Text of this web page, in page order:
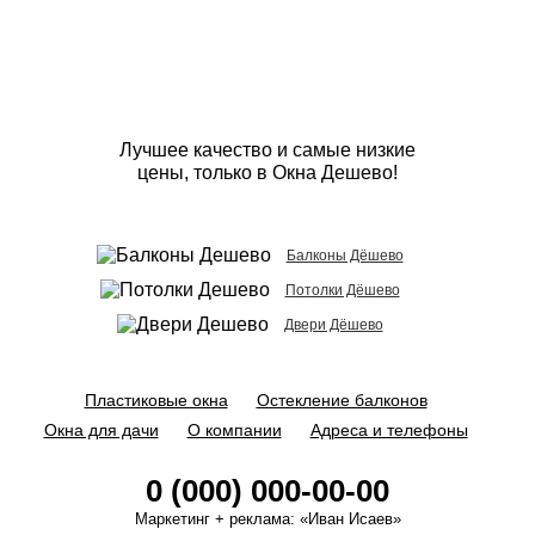
Лучшее качество и самые низкие
цены, только в Окна Дешево!
Балконы Дёшево
Потолки Дёшево
Двери Дёшево
Пластиковые окна
Остекление балконов
Окна для дачи
О компании Адреса и телефоны
0 (000) 000-00-00
Маркетинг + реклама: «Иван Исаев»